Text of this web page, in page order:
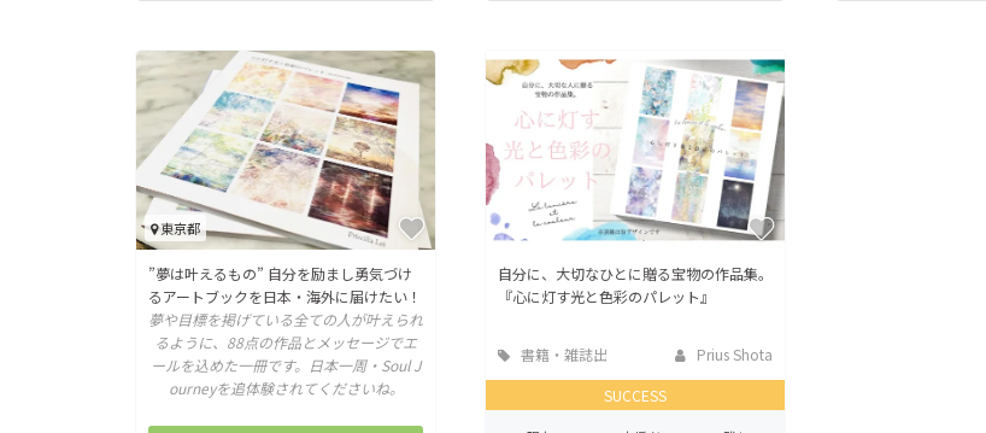
東京都
”夢は叶えるもの” 自分を励まし勇気づけ
るアートブックを日本・海外に届けたい！
夢や目標を掲げている全ての人が叶えられ
るように、88点の作品とメッセージでエ
ールを込めた一冊です。日本一周・Soul J
ourneyを追体験されてくださいね。
自分に、大切なひとに贈る宝物の作品集。
『心に灯す光と色彩のパレット』
書籍・雑誌出
Prius Shota
SUCCESS